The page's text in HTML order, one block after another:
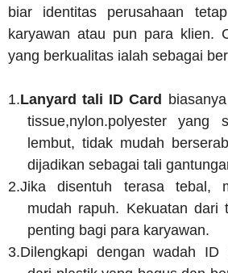
biar identitas perusahaan
karyawan atau pun para klien.
yang berkualitas ialah sebagai
1.Lanyard tali ID Card
tissue,nylon.polyester yang
lembut, tidak mudah
dijadikan sebagai tali
2.Jika disentuh terasa tebal,
mudah rapuh. Kekuatan dari
penting bagi para karyawan.
3.Dilengkapi dengan wadah